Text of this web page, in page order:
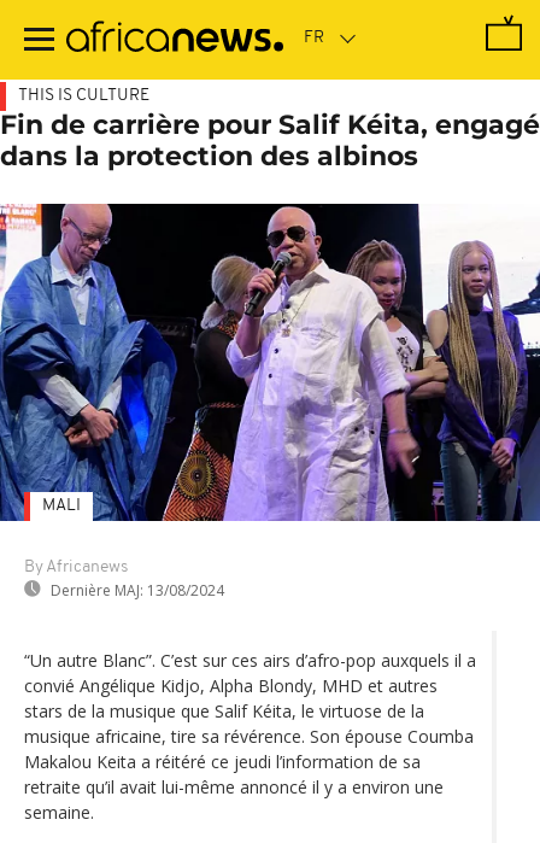
contenu
THIS IS CULTURE
Fin de carrière pour Salif Kéita, engagé
dans la protection des albinos
By Africanews
Dernière MAJ: 13/08/2024
MALI
“Un autre Blanc”. C’est sur ces airs d’afro-pop auxquels il a
convié Angélique Kidjo, Alpha Blondy, MHD et autres
stars de la musique que Salif Kéita, le virtuose de la
musique africaine, tire sa révérence. Son épouse Coumba
Makalou Keita a réitéré ce jeudi l’information de sa
retraite qu’il avait lui-même annoncé il y a environ une
semaine.